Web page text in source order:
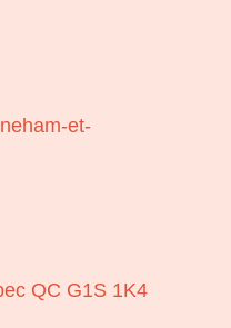
et-
QC G1S 1K4